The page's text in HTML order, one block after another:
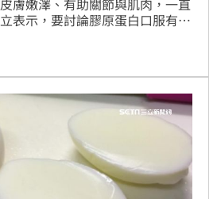
膚嫩澤、有助關節與肌肉，一直
表示，要討論膠原蛋白口服有沒
立表示，口服膠原蛋白的使用應
的蛋白質來源。